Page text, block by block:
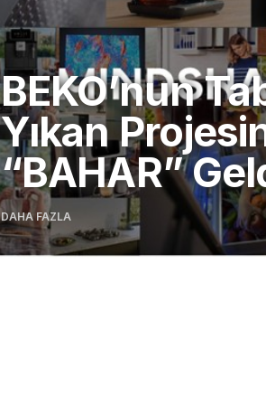
haftanın öne
çıkanları”
DAHA FAZLA